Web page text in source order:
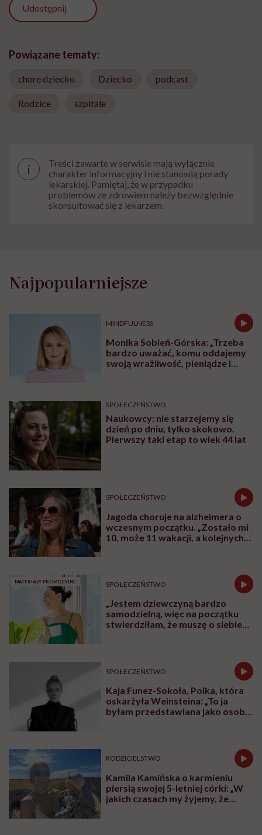
Udostępnij
Powiązane tematy:
chore dziecko Dziecko podcast
Rodzice szpitale
i
Treści zawarte w serwisie mają wyłącznie
charakter informacyjny i nie stanowią porady
lekarskiej. Pamiętaj, że w przypadku
problemów ze zdrowiem należy bezwzględnie
skonsultować się z lekarzem.
Najpopularniejsze
MINDFULNESS
Monika Sobień-Górska: „Trzeba
bardzo uważać, komu oddajemy
swoją wrażliwość, pieniądze i
SPOŁECZEŃSTWO
Naukowcy: nie starzejemy się
dzień po dniu, tylko skokowo.
Pierwszy taki etap to wiek 44 lat
SPOŁECZEŃSTWO
Jagoda choruje na alzheimera o
wczesnym początku. „Zostało mi
10, może 11 wakacji, a kolejnych
MATERIAŁY PROMOCYJNE SPOŁECZEŃSTWO
„Jestem dziewczyną bardzo
samodzielną, więc na początku
stwierdziłam, że muszę o siebie
SPOŁECZEŃSTWO
Kaja Funez-Sokoła, Polka, która
oskarżyła Weinsteina: „To ja
byłam przedstawiana jako osoba,
RODZICIELSTWO
Kamila Kamińska o karmieniu
piersią swojej 5-letniej córki: „W
jakich czasach my żyjemy, że